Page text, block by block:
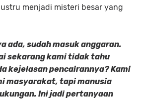
menjadi misteri besar yang
ada, sudah masuk anggaran.
sekarang kami tidak tahu
kejelasan pencairannya? Kami
masyarakat, tapi manusia
Ini jadi pertanyaan